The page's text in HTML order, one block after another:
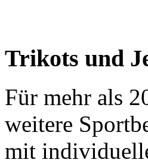
Trikots und
Für mehr als
weitere
mit